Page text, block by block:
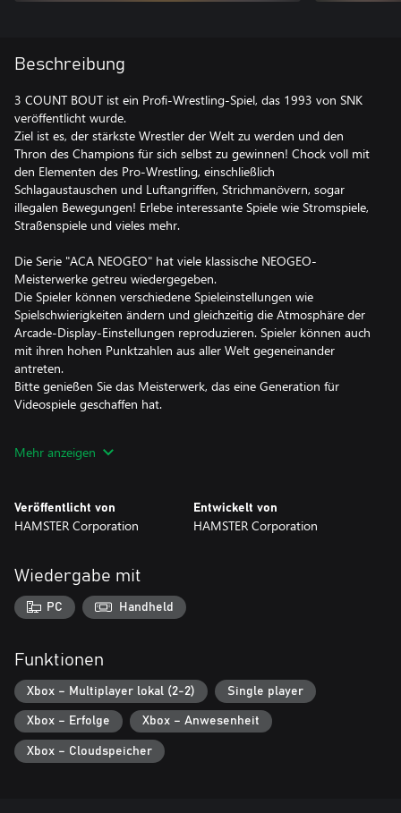
Beschreibung
3 COUNT BOUT ist ein Profi-Wrestling-Spiel, das 1993 von SNK
veröffentlicht wurde.
Ziel ist es, der stärkste Wrestler der Welt zu werden und den
Thron des Champions für sich selbst zu gewinnen! Chock voll mit
den Elementen des Pro-Wrestling, einschließlich
Schlagaustauschen und Luftangriffen, Strichmanövern, sogar
illegalen Bewegungen! Erlebe interessante Spiele wie Stromspiele,
Straßenspiele und vieles mehr.
Die Serie "ACA NEOGEO" hat viele klassische NEOGEO-
Meisterwerke getreu wiedergegeben.
Die Spieler können verschiedene Spieleinstellungen wie
Spielschwierigkeiten ändern und gleichzeitig die Atmosphäre der
Arcade-Display-Einstellungen reproduzieren. Spieler können auch
mit ihren hohen Punktzahlen aus aller Welt gegeneinander
antreten.
Bitte genießen Sie das Meisterwerk, das eine Generation für
Videospiele geschaffen hat.
Es kann Unterschiede zwischen dieser Version und den Versionen
Mehr anzeigen
Veröffentlicht von
HAMSTER Corporation
Entwickelt von
HAMSTER Corporation
Wiedergabe mit
PC Handheld
Funktionen
Xbox – Multiplayer lokal (2-2) Single player
Xbox – Erfolge Xbox – Anwesenheit
Xbox – Cloudspeicher